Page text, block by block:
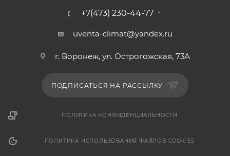
+7(473) 230-44-77
uventa-climat@yandex.ru
г. Воронеж, ул. Острогожская, 73А
ПОДПИСАТЬСЯ НА РАССЫЛКУ
ПОЛИТИКА КОНФИДЕНЦИАЛЬНОСТИ
ПОЛИТИКА ИСПОЛЬЗОВАНИЯ ФАЙЛОВ COOKIES